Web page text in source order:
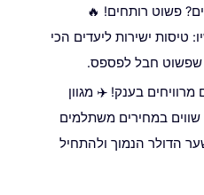
פשוט רותחים! 🔥
טיסות ישירות ליעדים הכי
שפשוט חבל לפספס.
בענק! ✈️ מגוון
שווים במחירים משתלמים
הדולר הנמוך ולהתחיל